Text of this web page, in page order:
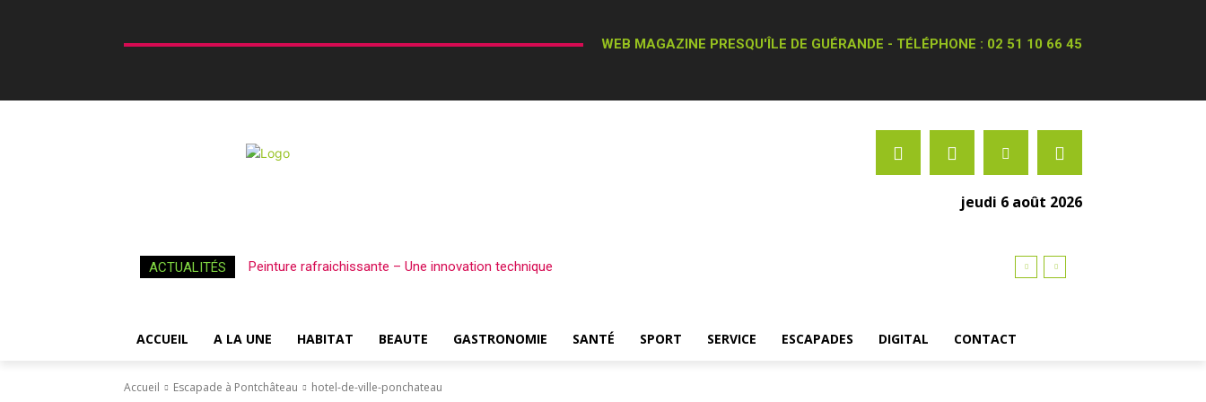
WEB MAGAZINE PRESQU'ÎLE DE GUÉRANDE - TÉLÉPHONE : 02 51 10 66 45
jeudi 6 août 2026
ACTUALITÉS Peinture rafraichissante – Une innovation technique
ACCUEIL A LA UNE HABITAT BEAUTE GASTRONOMIE SANTÉ SPORT SERVICE ESCAPADES DIGITAL CONTACT
Accueil Escapade à Pontchâteau hotel-de-ville-ponchateau